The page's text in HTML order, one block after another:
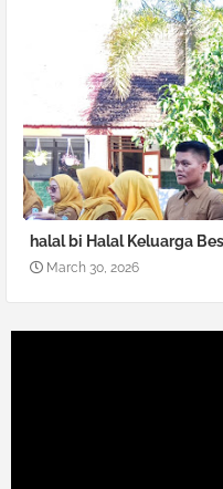
halal bi Halal Keluarga
March 30, 2026